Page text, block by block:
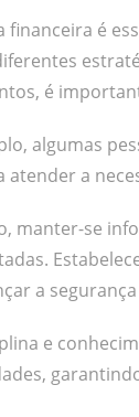
financeira é
é
algumas
atender a
manter-se
a
e